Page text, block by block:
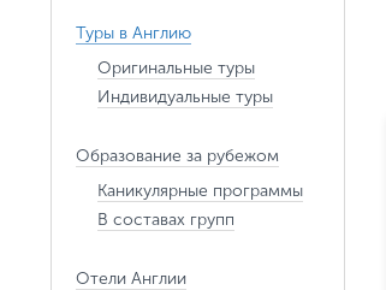
Туры в Англию
Оригинальные туры
Индивидуальные туры
Образование за рубежом
Каникулярные программы
В составах групп
Отели Англии